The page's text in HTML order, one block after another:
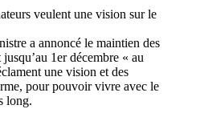
a annoncé le maintien des
1er décembre « au
une vision et des
pour pouvoir vivre avec le
long.